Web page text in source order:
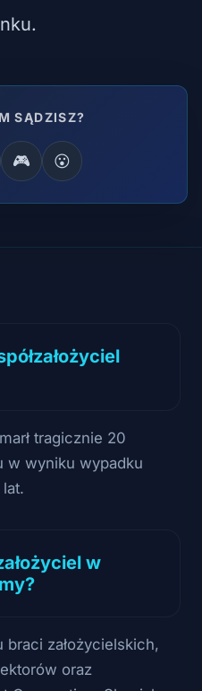
SĄDZISZ?
🎮 😮
tragicznie 20
w wyniku wypadku
w
braci założycielskich,
oraz